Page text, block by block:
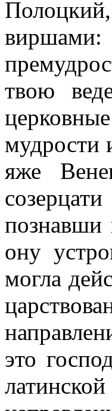
виршами:
твою
мудрости
яже
познавши
ону
могла
это